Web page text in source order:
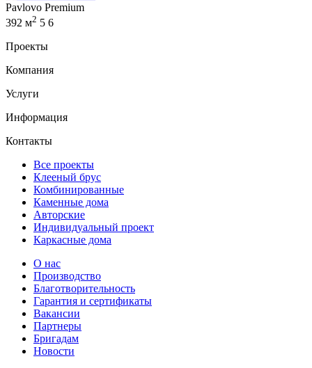
Pavlovo Premium
392 м2 5 6
Проекты
Компания
Услуги
Информация
Контакты
Все проекты
Клееный брус
Комбинированные
Каменные дома
Авторские
Индивидуальный проект
Каркасные дома
О нас
Производство
Благотворительность
Гарантия и сертификаты
Вакансии
Партнеры
Бригадам
Новости